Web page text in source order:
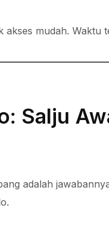
mudah. Waktu
Salju
adalah